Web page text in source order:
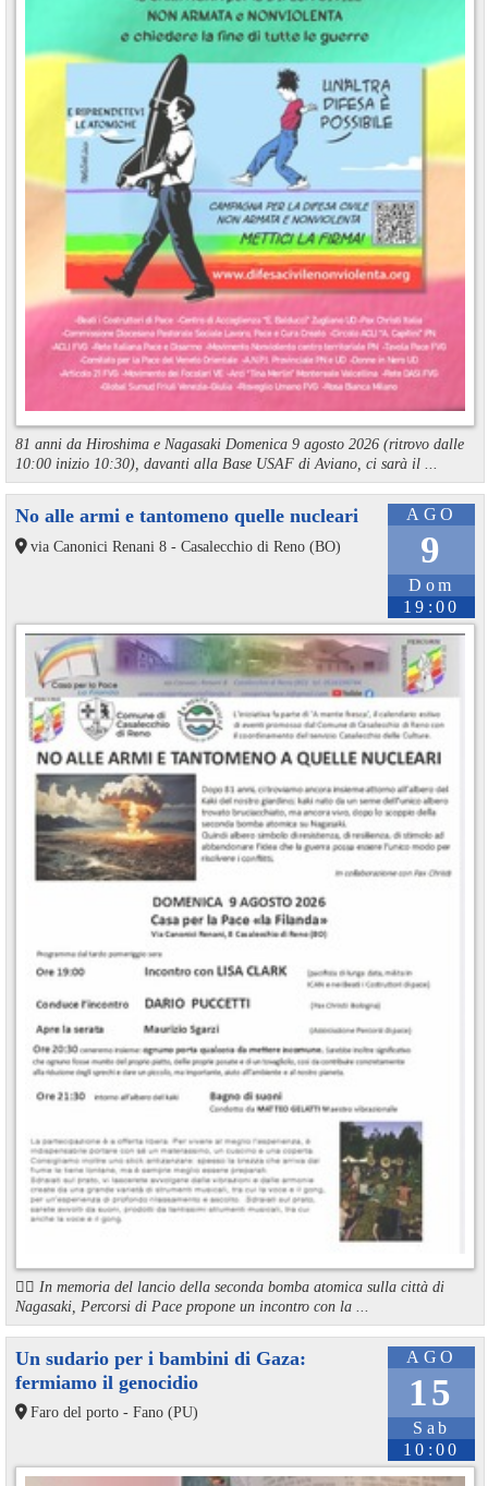
81 anni da Hiroshima e Nagasaki Domenica 9 agosto 2026 (ritrovo dalle
10:00 inizio 10:30), davanti alla Base USAF di Aviano, ci sarà il ...
AGO
9
Dom
19:00
No alle armi e tantomeno quelle nucleari
via Canonici Renani 8 - Casalecchio di Reno (BO)
🏳️‍🌈 In memoria del lancio della seconda bomba atomica sulla città di
Nagasaki, Percorsi di Pace propone un incontro con la ...
AGO
15
Sab
10:00
Un sudario per i bambini di Gaza:
fermiamo il genocidio
Faro del porto - Fano (PU)